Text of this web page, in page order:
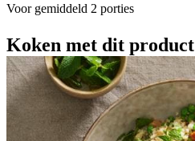
Voor gemiddeld 2 porties
Koken met dit product